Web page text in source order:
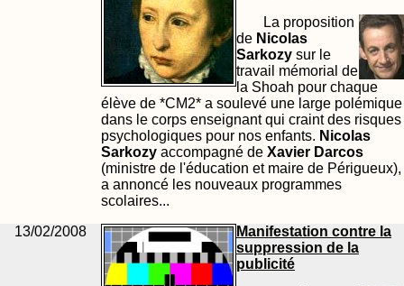
La proposition
de Nicolas
Sarkozy sur le
travail mémorial de
la Shoah pour chaque
élève de *CM2* a soulevé une large polémique
dans le corps enseignant qui craint des risques
psychologiques pour nos enfants. Nicolas
Sarkozy accompagné de Xavier Darcos
(ministre de l'éducation et maire de Périgueux),
a annoncé les nouveaux programmes
scolaires...
13/02/2008
Manifestation contre la
suppression de la
publicité